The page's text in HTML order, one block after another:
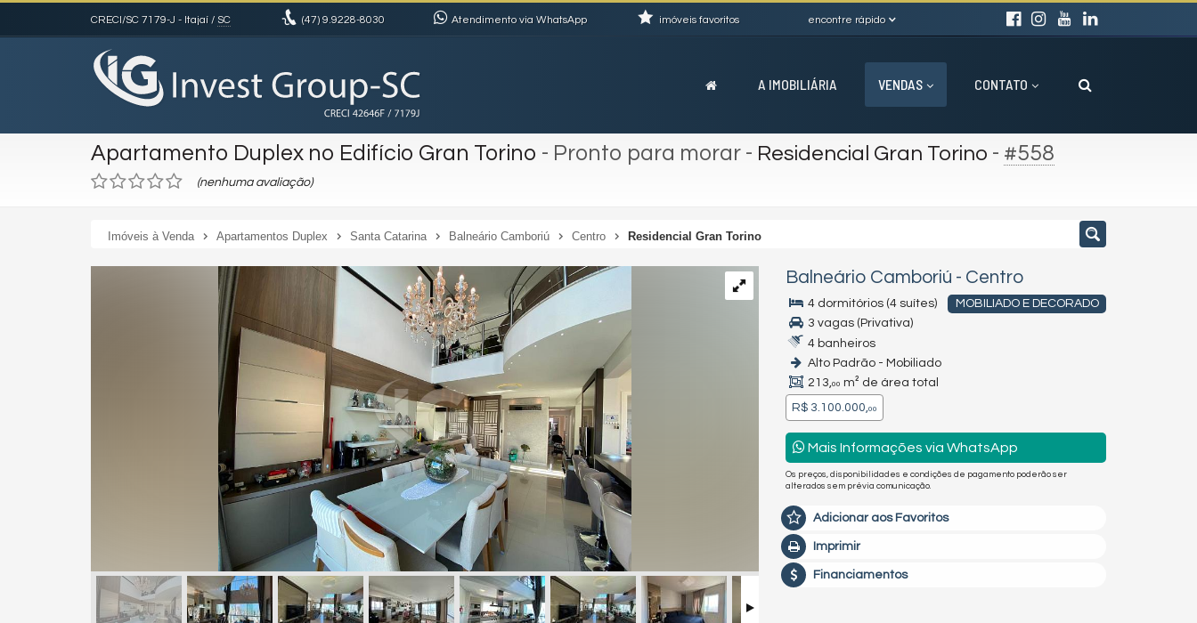
CRECI/SC 7179-J - Itajaí / SC (47) 9.9228-8030 Atendimento via WhatsApp encontre rápido
imóveis favoritos
A IMOBILIÁRIA VENDAS CONTATO
Apartamento Duplex no Edifício Gran Torino - Pronto para morar - Residencial Gran Torino - #558
(nenhuma avaliação)
Imóveis à Venda Apartamentos Duplex Santa Catarina Balneário Camboriú Centro Residencial Gran Torino
Balneário Camboriú - Centro
MOBILIADO E DECORADO
4 dormitórios (4 suítes)
3 vagas (Privativa)
4 banheiros
Alto Padrão - Mobiliado
213,00 m² de área total
R$ 3.100.000,00
Mais Informações via WhatsApp
Os preços, disponibilidades e condições de pagamento poderão ser
alterados sem prévia comunicação.
Adicionar aos Favoritos
Imprimir
Financiamentos